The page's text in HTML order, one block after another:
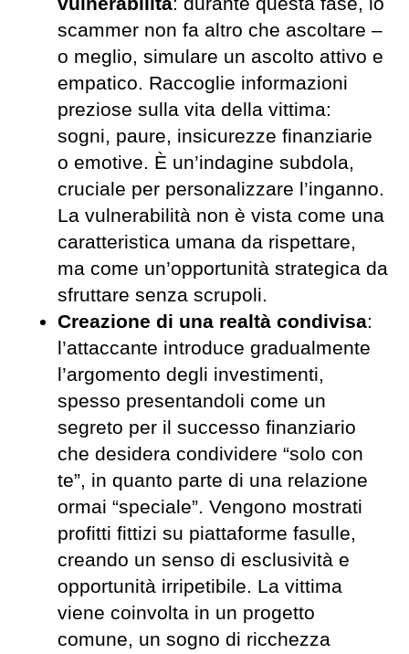
scammer non fa altro che ascoltare –
o meglio, simulare un ascolto attivo e
empatico. Raccoglie informazioni
preziose sulla vita della vittima:
sogni, paure, insicurezze finanziarie
o emotive. È un’indagine subdola,
cruciale per personalizzare l’inganno.
La vulnerabilità non è vista come una
caratteristica umana da rispettare,
ma come un’opportunità strategica da
sfruttare senza scrupoli.
Creazione di una realtà condivisa:
l’attaccante introduce gradualmente
l’argomento degli investimenti,
spesso presentandoli come un
segreto per il successo finanziario
che desidera condividere “solo con
te”, in quanto parte di una relazione
ormai “speciale”. Vengono mostrati
profitti fittizi su piattaforme fasulle,
creando un senso di esclusività e
opportunità irripetibile. La vittima
viene coinvolta in un progetto
comune, un sogno di ricchezza